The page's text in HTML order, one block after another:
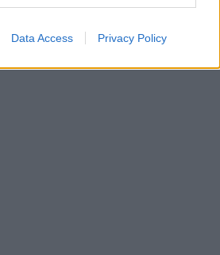
Data Access Privacy Policy